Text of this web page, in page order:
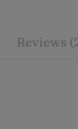
Reviews